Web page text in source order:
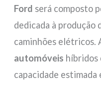
Ford será composto
dedicada à produção
caminhões elétricos.
automóveis híbridos
capacidade estimada